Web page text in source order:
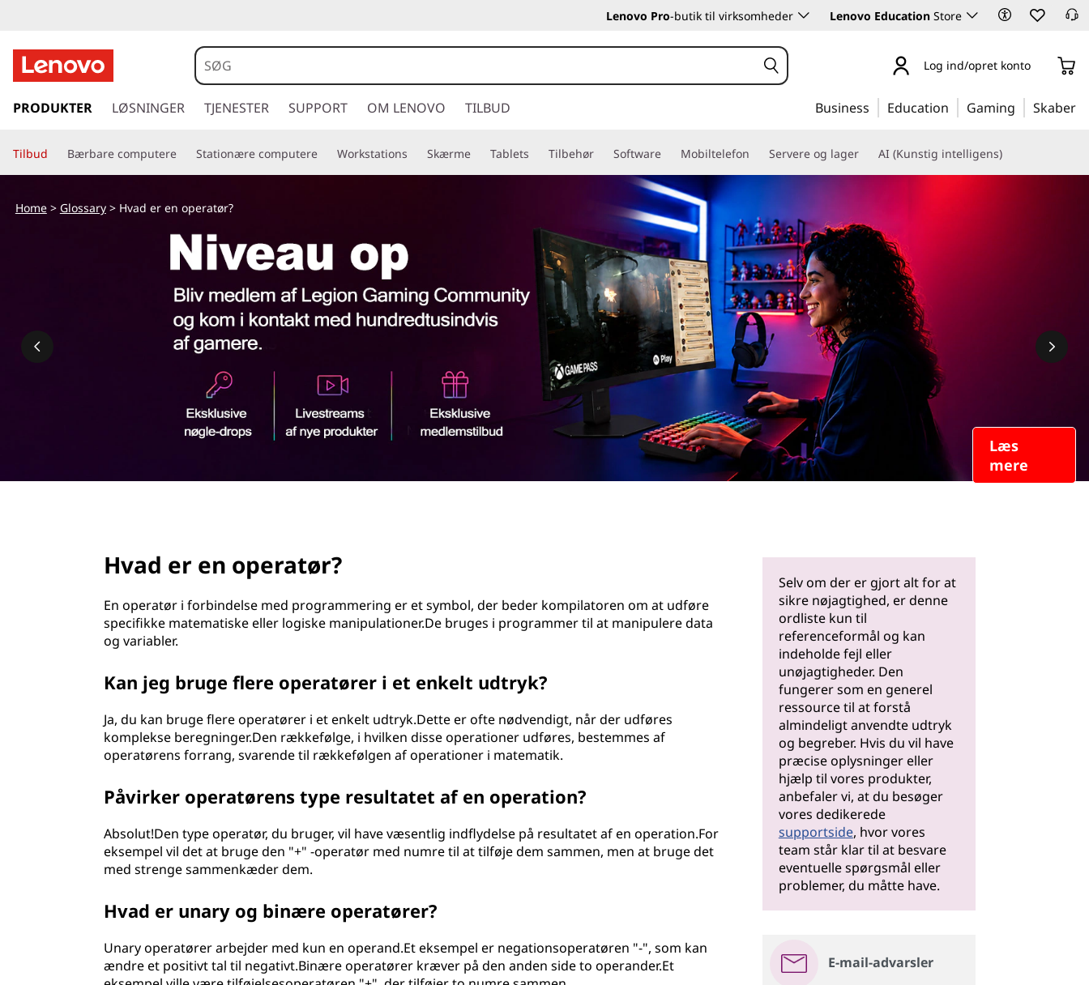
Lenovo Pro-butik til virksomheder Lenovo Education Store
p
n
g
i
Log ind/opret konto
PRODUKTER LØSNINGER TJENESTER SUPPORT OM LENOVO TILBUD Business Education Gaming Skaber
Tilbud Bærbare computere Stationære computere Workstations Skærme Tablets Tilbehør Software Mobiltelefon Servere og lager AI (Kunstig intelligens)
Læs
mere
Home> Glossary> Hvad er en operatør?
Hvad er en operatør?
En operatør i forbindelse med programmering er et symbol, der beder kompilatoren om at udføre
specifikke matematiske eller logiske manipulationer.De bruges i programmer til at manipulere data
og variabler.
Kan jeg bruge flere operatører i et enkelt udtryk?
Ja, du kan bruge flere operatører i et enkelt udtryk.Dette er ofte nødvendigt, når der udføres
komplekse beregninger.Den rækkefølge, i hvilken disse operationer udføres, bestemmes af
operatørens forrang, svarende til rækkefølgen af operationer i matematik.
Påvirker operatørens type resultatet af en operation?
Absolut!Den type operatør, du bruger, vil have væsentlig indflydelse på resultatet af en operation.For
eksempel vil det at bruge den "+" -operatør med numre til at tilføje dem sammen, men at bruge det
med strenge sammenkæder dem.
Hvad er unary og binære operatører?
Unary operatører arbejder med kun en operand.Et eksempel er negationsoperatøren "-", som kan
ændre et positivt tal til negativt.Binære operatører kræver på den anden side to operander.Et
Selv om der er gjort alt for at
sikre nøjagtighed, er denne
ordliste kun til
referenceformål og kan
indeholde fejl eller
unøjagtigheder. Den
fungerer som en generel
ressource til at forstå
almindeligt anvendte udtryk
og begreber. Hvis du vil have
præcise oplysninger eller
hjælp til vores produkter,
anbefaler vi, at du besøger
vores dedikerede
supportside, hvor vores
team står klar til at besvare
eventuelle spørgsmål eller
problemer, du måtte have.
E-mail-advarsler